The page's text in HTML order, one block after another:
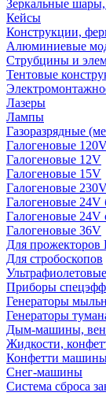
Зеркальные
Кейсы
Конструкции,
Алюминиевые
Струбцины и
Тентовые
Лазеры
Лампы
Газоразрядные
Галогеновые
Галогеновые 12V
Галогеновые 15V
Галогеновые
Галогеновые 24V
Галогеновые 24V
Галогеновые 36V
Для прожекторов
Для стробоскопов
Приборы
Генераторы
Генераторы
Дым-машины,
Жидкости,
Конфетти
Снег-машины
Система сброса